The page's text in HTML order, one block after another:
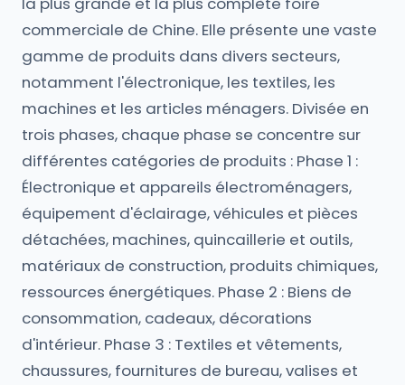
commerciale de Chine. Elle présente une vaste
gamme de produits dans divers secteurs,
notamment l'électronique, les textiles, les
machines et les articles ménagers. Divisée en
trois phases, chaque phase se concentre sur
différentes catégories de produits : Phase 1 :
Électronique et appareils électroménagers,
équipement d'éclairage, véhicules et pièces
détachées, machines, quincaillerie et outils,
matériaux de construction, produits chimiques,
ressources énergétiques. Phase 2 : Biens de
consommation, cadeaux, décorations
d'intérieur. Phase 3 : Textiles et vêtements,
chaussures, fournitures de bureau, valises et